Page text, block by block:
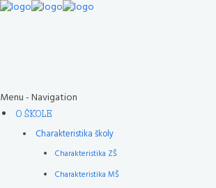
Menu -Navigation
O ŠKOLE
Charakteristika školy
Charakteristika ZŠ
Charakteristika MŠ